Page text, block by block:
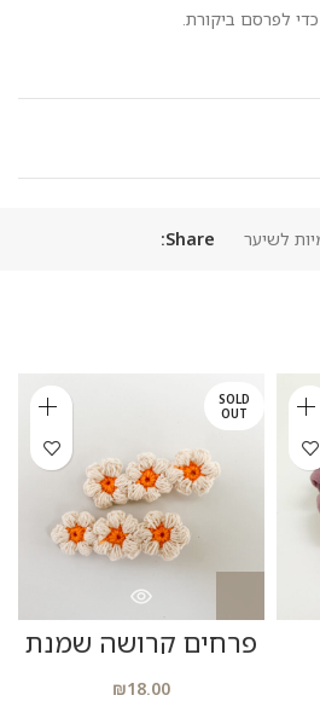
כדי לפרסם ביקורת.
לשיער Share:
SOLD
OUT
פרחים קרושה שמנת
₪18.00